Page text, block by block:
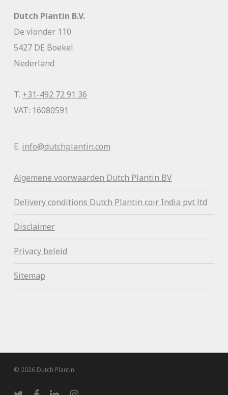
Dutch Plantin B.V.
De vlonder 110
5427 DE Boekel
Nederland
T. +31-492 72 91 36
VAT: 16080591
E. info@dutchplantin.com
Algemene voorwaarden Dutch Plantin BV
Delivery conditions Dutch Plantin coir India pvt ltd
Disclaimer
Privacy beleid
Sitemap
© 2026 Dutch Plantin.